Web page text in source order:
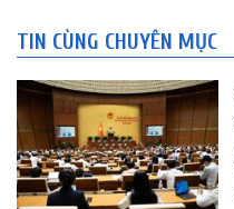
TIN CÙNG CHUYÊN MỤC